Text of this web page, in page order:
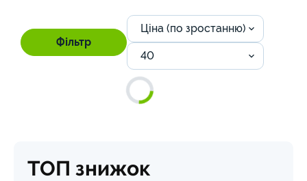
Фільтр
Ціна (по зростанню)
40
ТОП знижок